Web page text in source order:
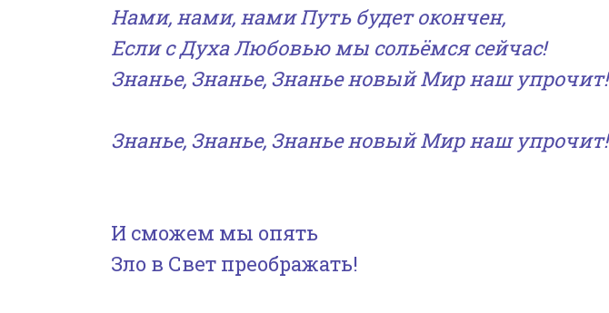
Нами, нами, нами Путь будет окончен,
Если с Духа Любовью мы сольёмся сейчас!
Знанье, Знанье, Знанье новый Мир наш упрочит!
Знанье, Знанье, Знанье новый Мир наш упрочит!
И сможем мы опять
Зло в Свет преображать!